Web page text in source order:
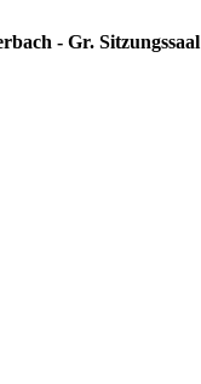
- Gr. Sitzungssaal